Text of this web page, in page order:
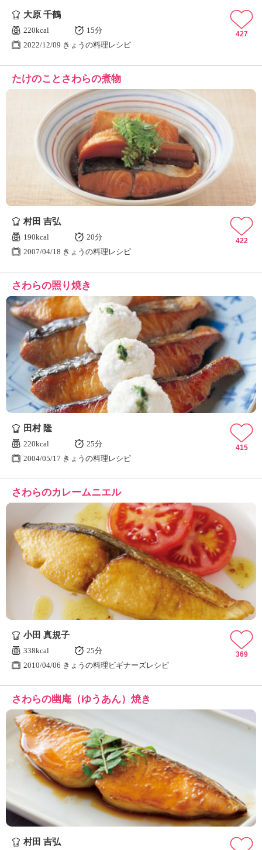
大原 千鶴
220kcal
15分
2022/12/09 きょうの料理レシピ
427
たけのことさわらの煮物
村田 吉弘
190kcal
20分
2007/04/18 きょうの料理レシピ
422
さわらの照り焼き
田村 隆
220kcal
25分
2004/05/17 きょうの料理レシピ
415
さわらのカレームニエル
小田 真規子
338kcal
25分
2010/04/06 きょうの料理ビギナーズレシピ
369
さわらの幽庵（ゆうあん）焼き
村田 吉弘